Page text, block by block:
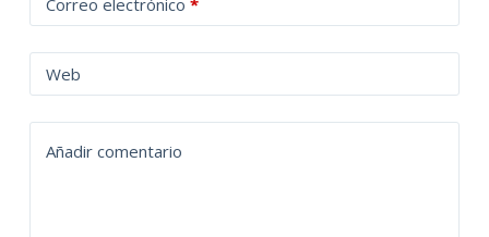
Web
Añadir comentario
a
t